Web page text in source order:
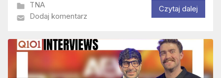
TNA
Dodaj komentarz
Czytaj dalej